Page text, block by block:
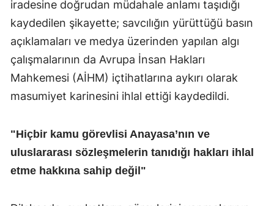
iradesine doğrudan müdahale anlamı taşıdığı
kaydedilen şikayette; savcılığın yürüttüğü basın
açıklamaları ve medya üzerinden yapılan algı
çalışmalarının da Avrupa İnsan Hakları
Mahkemesi (AİHM) içtihatlarına aykırı olarak
masumiyet karinesini ihlal ettiği kaydedildi.
"Hiçbir kamu görevlisi Anayasa’nın ve
uluslararası sözleşmelerin tanıdığı hakları ihlal
etme hakkına sahip değil"